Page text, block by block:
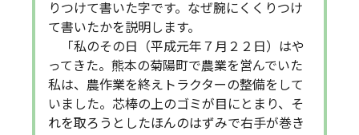
りつけて書いた字です。なぜ腕にくくりつけ
て書いたかを説明します。
「私のその日（平成元年７月２２日）はや
ってきた。熊本の菊陽町で農業を営んでいた
私は、農作業を終えトラクターの整備をして
いました。芯棒の上のゴミが目にとまり、そ
れを取ろうとしたほんのはずみで右手が巻き